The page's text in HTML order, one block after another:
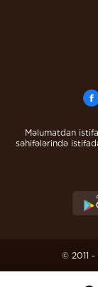
Məlumatdan
səhifələrində
© 2011 -